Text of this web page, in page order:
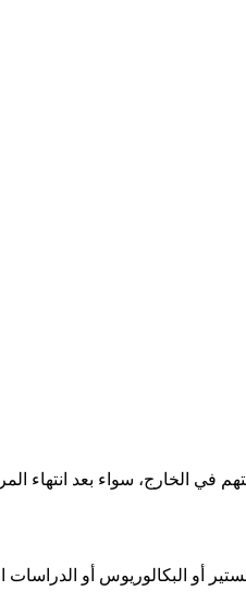
في الخارج، سواء بعد انتهاء
أو البكالوريوس أو